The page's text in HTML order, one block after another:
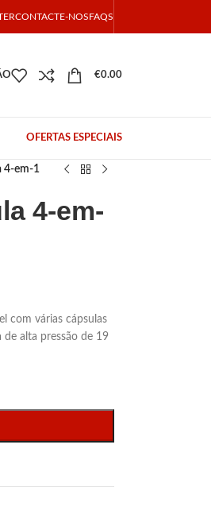
CONTACTE-NOSFAQS
€0.00
OFERTAS ESPECIAIS
4-em-1
4-em-
com várias cápsulas
alta pressão de 19